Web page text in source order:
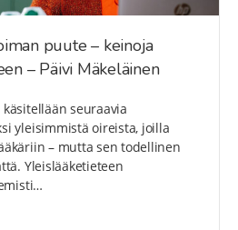
puute – keinoja
– Päivi Mäkeläinen
seuraavia
yleisimmistä oireista, joilla
– mutta sen todellinen
Yleislääketieteen